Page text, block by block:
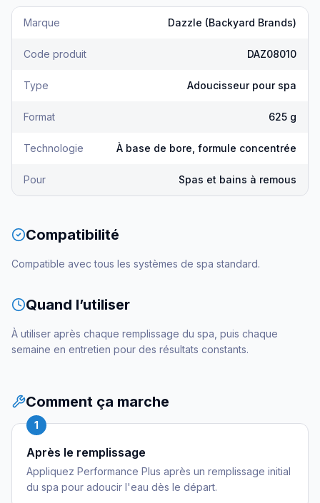
Marque Dazzle (Backyard Brands)
Code produit DAZ08010
Type Adoucisseur pour spa
Format 625 g
Technologie À base de bore, formule concentrée
Pour Spas et bains à remous
Compatibilité
Compatible avec tous les systèmes de spa standard.
Quand l’utiliser
À utiliser après chaque remplissage du spa, puis chaque
semaine en entretien pour des résultats constants.
Comment ça marche
1
Après le remplissage
Appliquez Performance Plus après un remplissage initial
du spa pour adoucir l'eau dès le départ.